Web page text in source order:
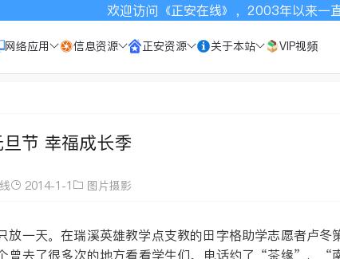
问《正安在线》，2003年以来一直致力于宣传正安，请按
网络应用 信息资源 正安资源 关于本站 VIP视频
节 幸福成长季
2014-1-1 图片摄影
一天。在瑞溪英雄教学点支教的田字格助学志愿者卢冬
曾去了很多次的地方看看学生们。电话约了“茶缘”、